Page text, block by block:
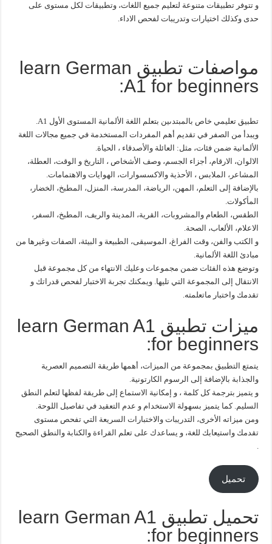
و تتوفر تطبيقات متنوعة لتعليم جميع اللغات، وتطبيقات لكل مستوى على
حدى وكذلك اختيارات وتدريبات لفحص الاداء.
مواصفات تطبيق learn German
A1 for beginners:
تطبيق تعليمي خاص بالمبتدىين بتعلم اللغة الألمانية المستوى الأول A1.
ويبدأ من الصفر في تقديم أهم المفردات المستخدمة في جميع مجالات اللغة
الألمانية ضمن فئات، مثل: العائلة والأصدقاء ، الحياة.
الالوان، الارقام، أجزاء الجسم، وصف الأشخاص ، التاريخ و الوقت، العطلة،
المشاعر، الملابس ، الأحذية والاكسسوارات، الهوايات والاهتمامات.
بالإضافة إلى التعلم، المهن، الرياضة، المدرسة، المنزل، المطبخ، الخضار،
المأكولات.
الطقس، الطعام والمشروبات، القرية، المدينة والريف، المطبخ، السفر،
الاعلام، الألعاب، الصحة.
و الكتب والفن، وقت الفراغ، الموسيقى، الطبيعة و البيئة، الصفات وغيرها من
مبادئ اللغة الألمانية.
وتوضع هذه الفئات ضمن مجموعات وعليك الانتهاء من كل مجموعة قبل
الانتقال إلى المجموعة التي تليها. ويمكنك تجربة الاختبار لفحص قدراتك و
تقدمك واختبار ماتعلمته.
ميزات تطبيق learn German A1
for beginners:
يتمتع التطبيق بمجموعة من الميزات، أهمها طريقة التصميم العصرية
والجذابة بالإضافة إلى الرسوم الكارتونية.
و يتميز بترجمة كل كلمة ، و إمكانية الاستماع إلى طريقة لفظها لتعلم النطق
السليم. كما يتميز بسهولة الاستخدام و عدم التعقيد في تفاصيل اللوحة.
ومن ميزاته الأخرى، التدريبات والاختبارات السريعة التي تفحص مستوى
تقدمك واستيعابك للغة، و يساعدك على تعلم القراءة والكنابة والنطق الصحيح
.
تحميل
تحميل تطبيق learn German A1
for beginners: